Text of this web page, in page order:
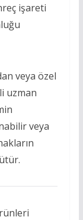
işareti
veya özel
uzman
veya